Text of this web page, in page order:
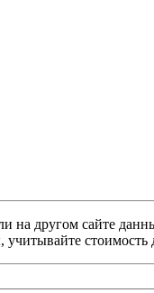
на другом сайте
стоимость